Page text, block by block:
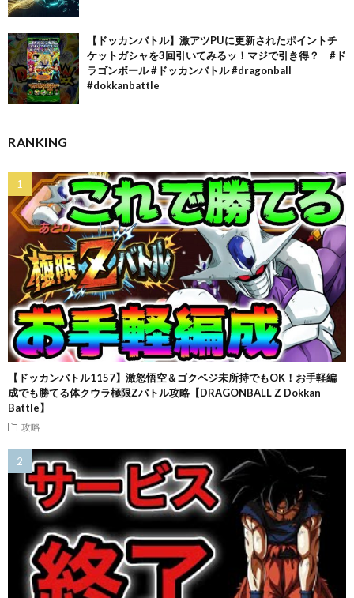
【ドッカンバトル】激アツPUに更新されたポイントチ
ケットガシャを3回引いてみるッ！マジで引き得？ #ド
ラゴンボール #ドッカンバトル #dragonball
#dokkanbattle
RANKING
【ドッカンバトル1157】激怒悟空＆ゴクベジ未所持でもOK！お手軽編
成でも勝てる体クウラ極限Zバトル攻略【DRAGONBALL Z Dokkan
Battle】
攻略